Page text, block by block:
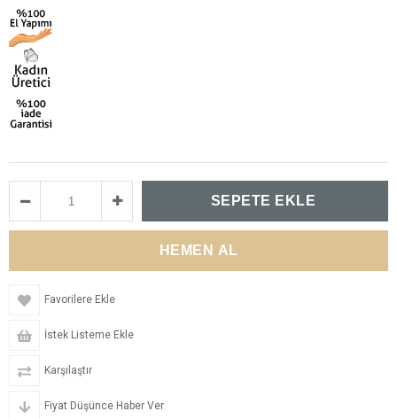
Favorilere Ekle
İstek Listeme Ekle
Karşılaştır
Fiyat Düşünce Haber Ver